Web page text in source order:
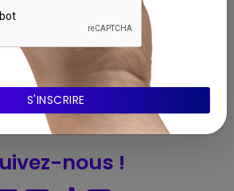
à notre Newsletter
nous !